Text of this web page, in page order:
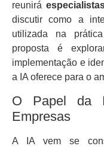
reunirá
discutir como a
utilizada na
proposta é
implementação e
a IA oferece para o
O Papel da
Empresas
A IA vem se